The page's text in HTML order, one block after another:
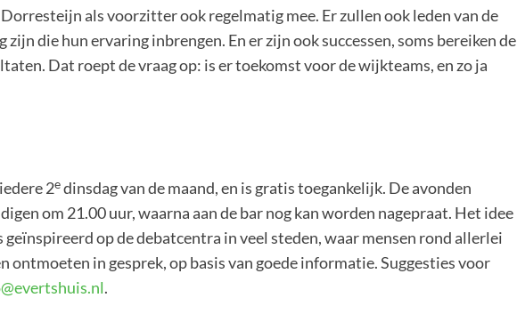
als voorzitter ook regelmatig mee. Er zullen ook leden van de
die hun ervaring inbrengen. En er zijn ook successen, soms bereiken de
Dat roept de vraag op: is er toekomst voor de wijkteams, en zo ja
2edinsdag van de maand, en is gratis toegankelijk. De avonden
om 21.00 uur, waarna aan de bar nog kan worden nagepraat. Het idee
geïnspireerd op de debatcentra in veel steden, waar mensen rond allerlei
ontmoeten in gesprek, op basis van goede informatie. Suggesties voor
.